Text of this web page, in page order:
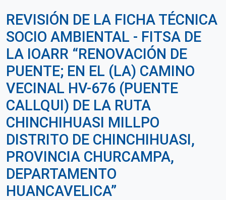
REVISIÓN DE LA FICHA TÉCNICA
SOCIO AMBIENTAL - FITSA DE
LA IOARR “RENOVACIÓN DE
PUENTE; EN EL (LA) CAMINO
VECINAL HV-676 (PUENTE
CALLQUI) DE LA RUTA
CHINCHIHUASI MILLPO
DISTRITO DE CHINCHIHUASI,
PROVINCIA CHURCAMPA,
DEPARTAMENTO
HUANCAVELICA”